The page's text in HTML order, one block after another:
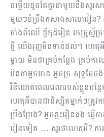
ចម្លើយដូចតែគ្នាជាមួយនឹង
មួយៗខំប្រឹងកសាងសាលារៀន?​
តាំងពីឈើ ខ្ចីកុដិរៀន រកគ្រូស្ម័គ្
ថ្មី យើងរុញមិនទាន់ដល់។ ហេតុ
ម្ដាយ មិនថាគ្រប់កន្លែង គ្រប់ក
មិនថាអ្នកមាន អ្នកក្រ សុទ្ធត
វិនិយោគពេលវេលារបស់ខ្លួនបន្ថ
ហេតុអីបានជានិស្សិតម្នាក់ៗត្រូ
ប្រឹងប្រែង? អ្នកខ្លះរៀនផង ធ្វ
រៀនទៀត … សួរថាហេតុអី? កា